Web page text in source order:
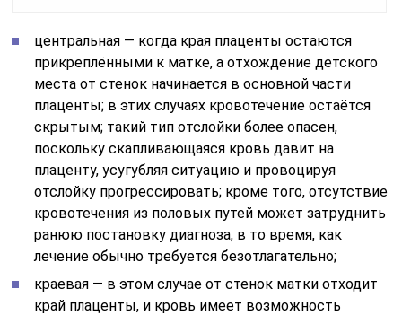
центральная — когда края плаценты остаются
прикреплёнными к матке, а отхождение детского
места от стенок начинается в основной части
плаценты; в этих случаях кровотечение остаётся
скрытым; такий тип отслойки более опасен,
поскольку скапливающаяся кровь давит на
плаценту, усугубляя ситуацию и провоцируя
отслойку прогрессировать; кроме того, отсутствие
кровотечения из половых путей может затруднить
ранюю постановку диагноза, в то время, как
лечение обычно требуется безотлагательно;
краевая — в этом случае от стенок матки отходит
край плаценты, и кровь имеет возможность